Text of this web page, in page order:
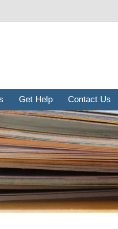
Get Help Contact Us